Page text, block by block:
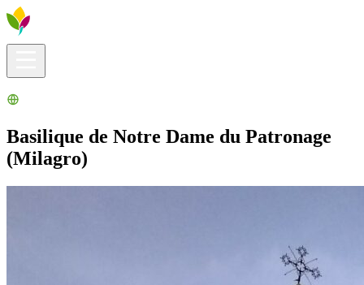
Basilique de Notre Dame du Patronage
(Milagro)